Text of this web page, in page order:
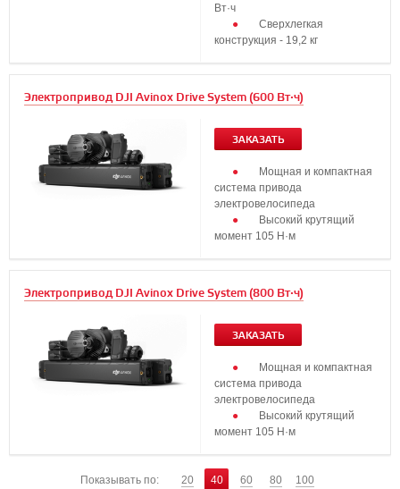
Вт·ч
Сверхлегкая
конструкция - 19,2 кг
Электропривод DJI Avinox Drive System (600 Вт·ч)
ЗАКАЗАТЬ
Мощная и компактная
система привода
электровелосипеда
Высокий крутящий
момент 105 Н·м
Электропривод DJI Avinox Drive System (800 Вт·ч)
ЗАКАЗАТЬ
Мощная и компактная
система привода
электровелосипеда
Высокий крутящий
момент 105 Н·м
Показывать по: 20 40 60 80 100